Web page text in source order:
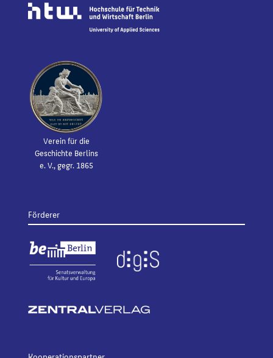
Verein für die
Geschichte Berlins
e. V., gegr. 1865
Förderer